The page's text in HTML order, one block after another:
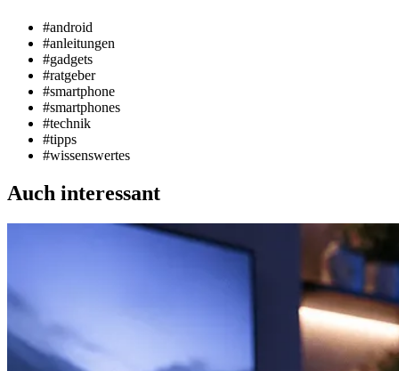
#android
#anleitungen
#gadgets
#ratgeber
#smartphone
#smartphones
#technik
#tipps
#wissenswertes
Auch interessant